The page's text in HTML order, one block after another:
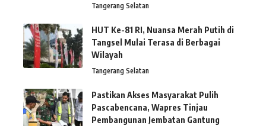
Tangerang Selatan
HUT Ke-81 RI, Nuansa Merah Putih di
Tangsel Mulai Terasa di Berbagai
Wilayah
Tangerang Selatan
Pastikan Akses Masyarakat Pulih
Pascabencana, Wapres Tinjau
Pembangunan Jembatan Gantung